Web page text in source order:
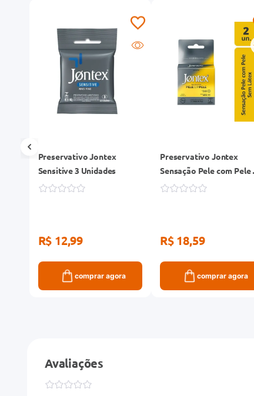
Preservativo Jontex
Sensitive 3 Unidades
R$ 12,99
comprar agora
Preservativo Jontex
Sensação Pele com Pele
Unidades
R$ 18,59
comprar agora
Avaliações